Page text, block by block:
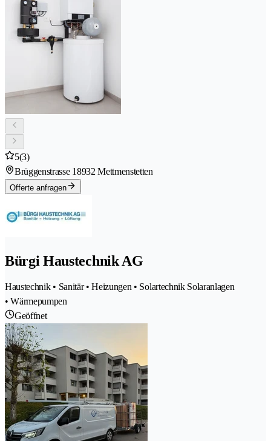
5(3)
Brüggenstrasse 18932 Mettmenstetten
Offerte anfragen
Bürgi Haustechnik AG
Haustechnik • Sanitär • Heizungen • Solartechnik Solaranlagen
• Wärmepumpen
Geöffnet